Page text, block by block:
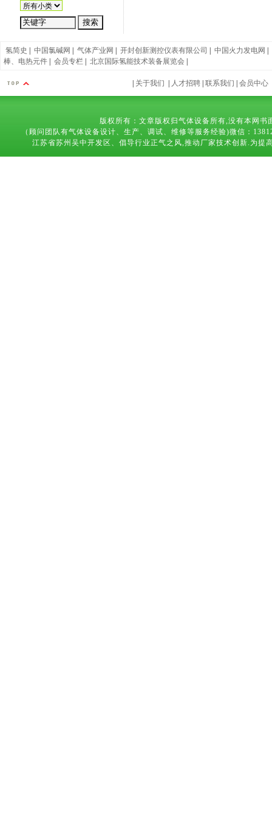
氢简史 中国氯碱网 气体产业网 开封创新测控仪表有限公司 中国火力发电网
棒、电热元件
会员专栏 北京国际氢能技术装备展览会
关于我们 人才招聘 联系我们 会员中心
版权所有：文章版权归气体设备所有,没有本网
（顾问团队有气体设备设计、生产、调试、维修等服务经验)微信：
江苏省苏州吴中开发区、倡导行业正气之风,推动厂家技术创新.为提